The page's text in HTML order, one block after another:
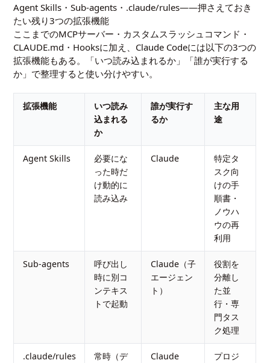
Agent Skills・Sub-agents・.claude/rules——押さえておき
たい残り3つの拡張機能
ここまでのMCPサーバー・カスタムスラッシュコマンド・
CLAUDE.md・Hooksに加え、Claude Codeには以下の3つの
拡張機能もある。「いつ読み込まれるか」「誰が実行する
か」で整理すると使い分けやすい。
拡張機能
いつ読み
込まれる
か
誰が実行す
るか
主な用
途
Agent Skills
必要にな
った時だ
け動的に
読み込み
Claude
特定タ
スク向
けの手
順書・
ノウハ
ウの再
利用
Sub-agents
呼び出し
時に別コ
ンテキス
トで起動
Claude（子
エージェン
ト）
役割を
分離し
た並
行・専
門タス
ク処理
.claude/rules
常時（デ
Claude
プロジ